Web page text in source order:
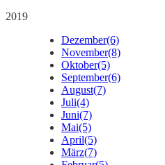
2019
Dezember(6)
November(8)
Oktober(5)
September(6)
August(7)
Juli(4)
Juni(7)
Mai(5)
April(5)
März(7)